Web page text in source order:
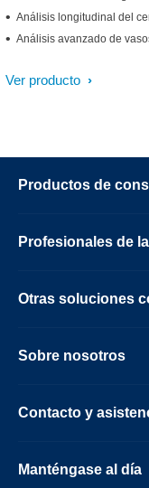
Análisis longitudinal del
Análisis avanzado de
Ver producto
Productos de
Profesionales de
Otras soluciones
Sobre nosotros
Contacto y
Manténgase al día